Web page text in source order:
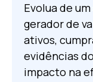
Evolua de
gerador de
ativos,
evidências
impacto na